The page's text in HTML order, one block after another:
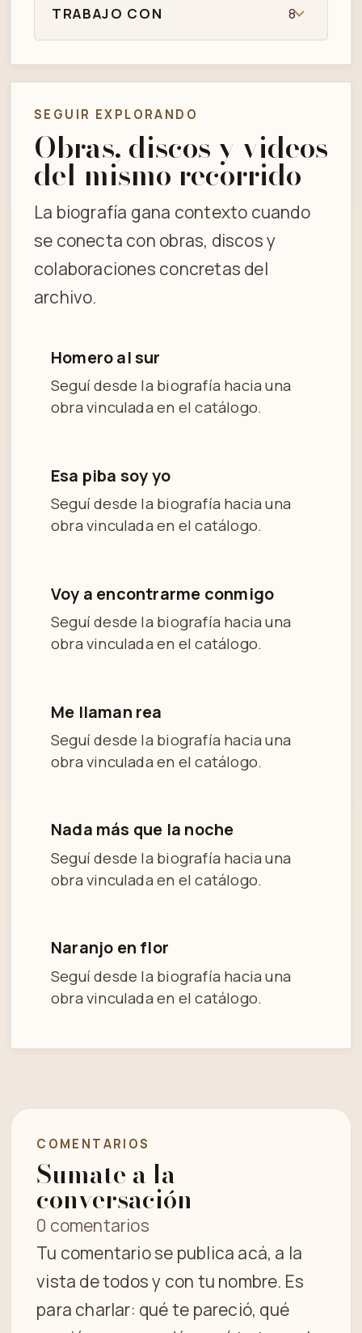
TRABAJO CON 8
SEGUIR EXPLORANDO
Obras, discos y videos
del mismo recorrido
La biografía gana contexto cuando
se conecta con obras, discos y
colaboraciones concretas del
archivo.
Homero al sur
Seguí desde la biografía hacia una
obra vinculada en el catálogo.
Esa piba soy yo
Seguí desde la biografía hacia una
obra vinculada en el catálogo.
Voy a encontrarme conmigo
Seguí desde la biografía hacia una
obra vinculada en el catálogo.
Me llaman rea
Seguí desde la biografía hacia una
obra vinculada en el catálogo.
Nada más que la noche
Seguí desde la biografía hacia una
obra vinculada en el catálogo.
Naranjo en flor
Seguí desde la biografía hacia una
obra vinculada en el catálogo.
COMENTARIOS
Sumate a la
conversación
0 comentarios
Tu comentario se publica acá, a la
vista de todos y con tu nombre. Es
para charlar: qué te pareció, qué